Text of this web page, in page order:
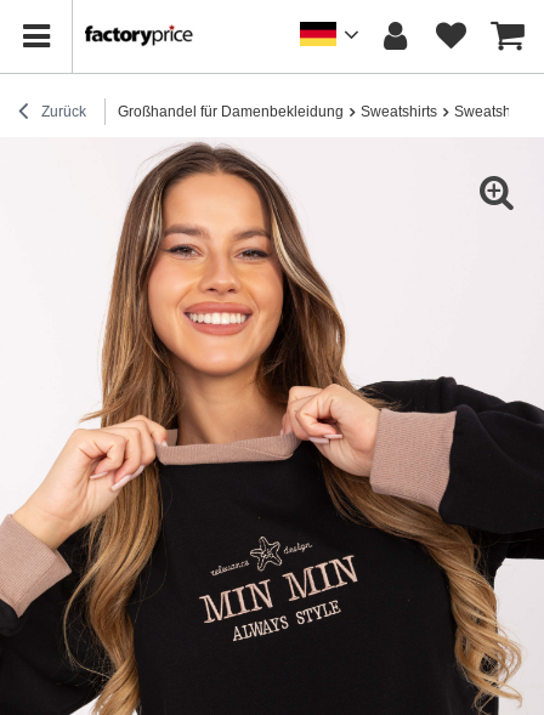
Zurück Großhandel für Damenbekleidung Sweatshirts Sweatshirts